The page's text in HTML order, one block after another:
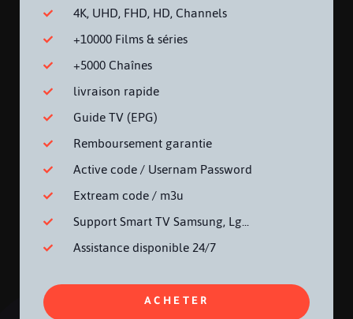
4K, UHD, FHD, HD, Channels
+10000 Films & séries
+5000 Chaînes
livraison rapide
Guide TV (EPG)
Remboursement garantie
Active code / Usernam Password
Extream code / m3u
Support Smart TV Samsung, Lg...
Assistance disponible 24/7
ACHETER